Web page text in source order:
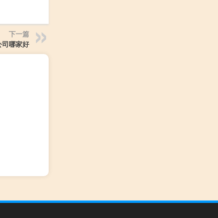
下一篇
哪家好